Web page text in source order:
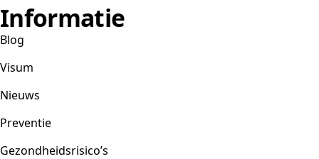
Informatie
Blog
Visum
Nieuws
Preventie
Gezondheidsrisico’s